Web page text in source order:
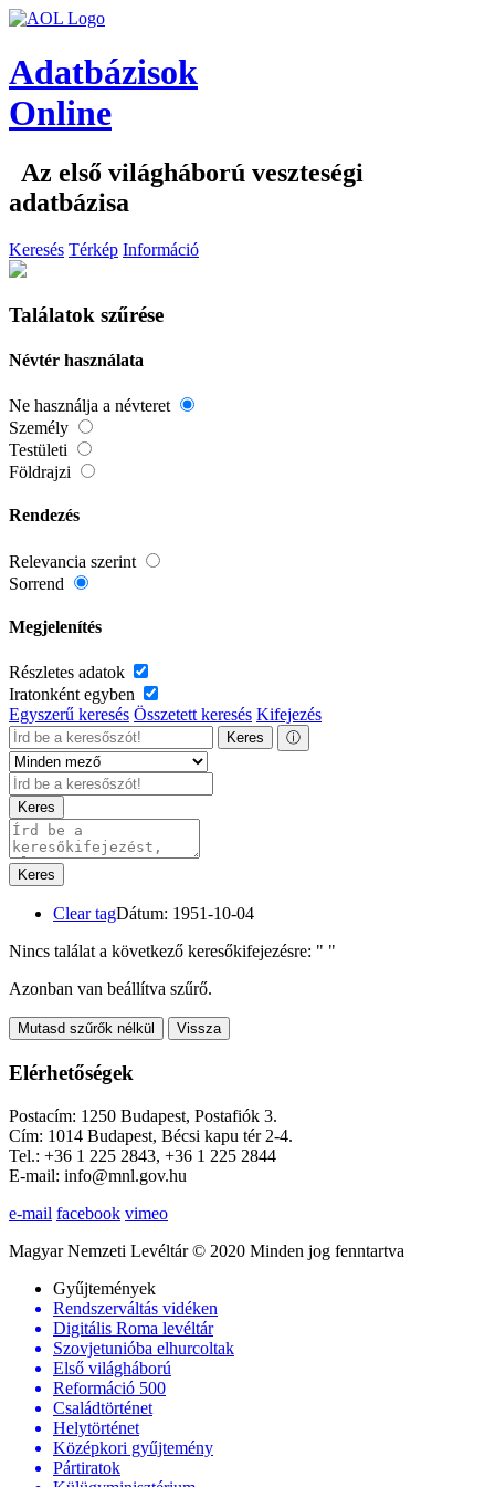
Adatbázisok
Online
Az első világháború veszteségi
adatbázisa
Keresés Térkép Információ
Találatok szűrése
Névtér használata
Ne használja a névteret
Személy
Testületi
Földrajzi
Rendezés
Relevancia szerint
Sorrend
Megjelenítés
Részletes adatok
Iratonként egyben
Egyszerű keresés Összetett keresés Kifejezés
Keres ⓘ
Keres
Keres
Clear tagDátum: 1951-10-04
Nincs találat a következő keresőkifejezésre: " "
Azonban van beállítva szűrő.
Mutasd szűrők nélkül Vissza
Elérhetőségek
Postacím: 1250 Budapest, Postafiók 3.
Cím: 1014 Budapest, Bécsi kapu tér 2-4.
Tel.: +36 1 225 2843, +36 1 225 2844
E-mail: info@mnl.gov.hu
e-mail facebook vimeo
Magyar Nemzeti Levéltár © 2020 Minden jog fenntartva
Gyűjtemények
Rendszerváltás vidéken
Digitális Roma levéltár
Szovjetunióba elhurcoltak
Első világháború
Reformáció 500
Családtörténet
Helytörténet
Középkori gyűjtemény
Pártiratok